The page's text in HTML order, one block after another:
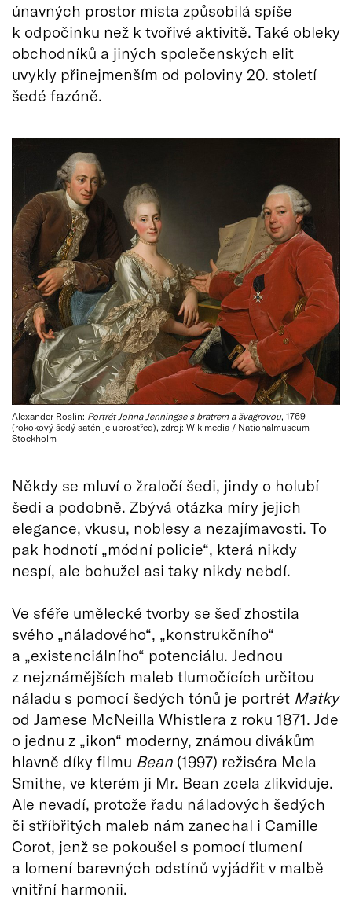
únavných prostor místa způsobilá spíše
k odpočinku než k tvořivé aktivitě. Také obleky
obchodníků a jiných společenských elit
uvykly přinejmenším od poloviny 20. století
šedé fazóně.
Alexander Roslin: Portrét Johna Jenningse s bratrem a švagrovou, 1769
(rokokový šedý satén je uprostřed), zdroj: Wikimedia / Nationalmuseum
Stockholm
Někdy se mluví o žraločí šedi, jindy o holubí
šedi a podobně. Zbývá otázka míry jejich
elegance, vkusu, noblesy a nezajímavosti. To
pak hodnotí „módní policie“, která nikdy
nespí, ale bohužel asi taky nikdy nebdí.
Ve sféře umělecké tvorby se šeď zhostila
svého „náladového“, „konstrukčního“
a „existenciálního“ potenciálu. Jednou
z nejznámějších maleb tlumočících určitou
náladu s pomocí šedých tónů je portrét Matky
od Jamese McNeilla Whistlera z roku 1871. Jde
o jednu z „ikon“ moderny, známou divákům
hlavně díky filmu Bean (1997) režiséra Mela
Smithe, ve kterém ji Mr. Bean zcela zlikviduje.
Ale nevadí, protože řadu náladových šedých
či stříbřitých maleb nám zanechal i Camille
Corot, jenž se pokoušel s pomocí tlumení
a lomení barevných odstínů vyjádřit v malbě
vnitřní harmonii.